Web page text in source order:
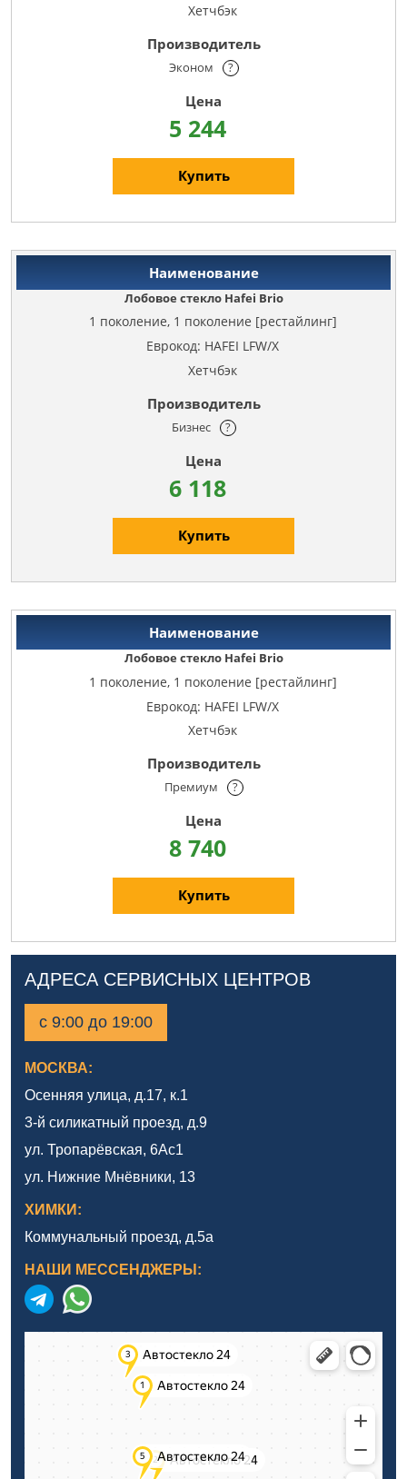
Хетчбэк
Эконом ?
5 244
Купить
Лобовое стекло Hafei Brio
1 поколение, 1 поколение [рестайлинг]
Еврокод: HAFEI LFW/X
Хетчбэк
Бизнес ?
6 118
Купить
Лобовое стекло Hafei Brio
1 поколение, 1 поколение [рестайлинг]
Еврокод: HAFEI LFW/X
Хетчбэк
Премиум ?
8 740
Купить
АДРЕСА СЕРВИСНЫХ ЦЕНТРОВ
с 9:00 до 19:00
МОСКВА:
Осенняя улица, д.17, к.1
3-й силикатный проезд, д.9
ул. Тропарёвская, 6Ас1
ул. Нижние Мнёвники, 13
ХИМКИ:
Коммунальный проезд, д.5а
НАШИ МЕССЕНДЖЕРЫ: